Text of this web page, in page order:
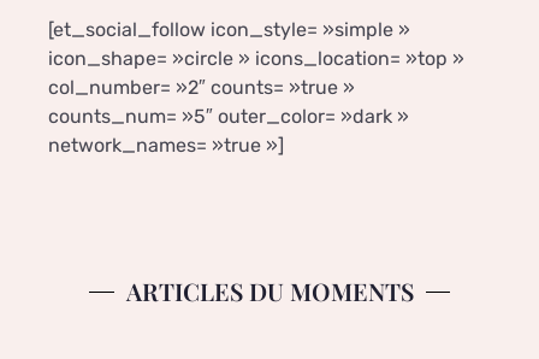
[et_social_follow icon_style= »simple »
icon_shape= »circle » icons_location= »top »
col_number= »2″ counts= »true »
counts_num= »5″ outer_color= »dark »
network_names= »true »]
ARTICLES DU MOMENTS